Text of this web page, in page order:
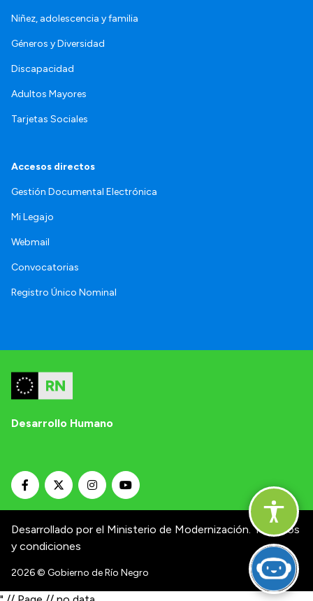
Niñez, adolescencia y familia
Géneros y Diversidad
Discapacidad
Adultos Mayores
Tarjetas Sociales
Accesos directos
Gestión Documental Electrónica
Mi Legajo
Webmail
Convocatorias
Registro Único Nominal
Desarrollo Humano
Desarrollado por el Ministerio de Modernización. Términos
y condiciones
2026© Gobierno de Río Negro